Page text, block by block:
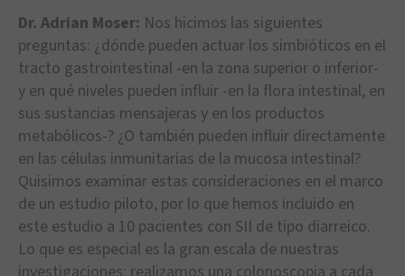
Dr. Adrian Moser: Nos hicimos las siguientes
preguntas: ¿dónde pueden actuar los simbióticos en el
tracto gastrointestinal -en la zona superior o inferior-
y en qué niveles pueden influir -en la flora intestinal, en
sus sustancias mensajeras y en los productos
metabólicos-? ¿O también pueden influir directamente
en las células inmunitarias de la mucosa intestinal?
Quisimos examinar estas consideraciones en el marco
de un estudio piloto, por lo que hemos incluido en
este estudio a 10 pacientes con SII de tipo diarreico.
Lo que es especial es la gran escala de nuestras